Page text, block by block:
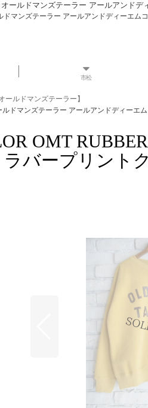
ールドマンズテーラー アールアンドデ
マンズテーラー アールアンドディーエム
市松
ルドマンズテーラー】
ドマンズテーラー アールアンドディーエ
OMT
バープリント